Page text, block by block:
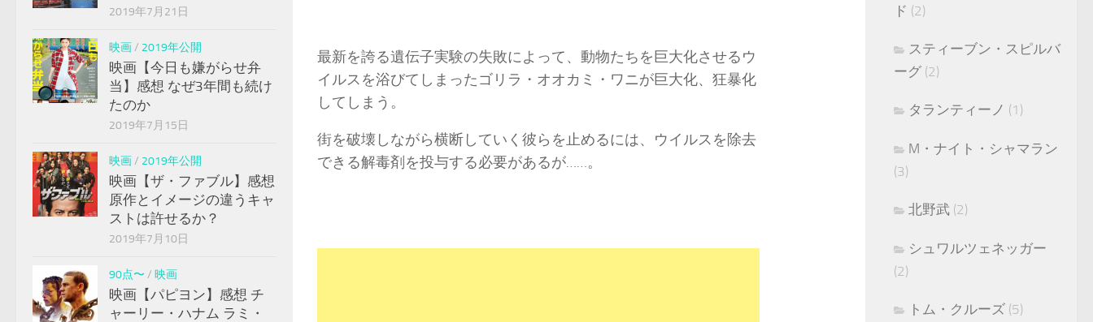
最新を誇る遺伝子実験の失敗によって、動物たちを巨大化させるウ
イルスを浴びてしまったゴリラ・オオカミ・ワニが巨大化、狂暴化
してしまう。
街を破壊しながら横断していく彼らを止めるには、ウイルスを除去
できる解毒剤を投与する必要があるが……。
2019年7月21日
映画/ 2019年公開
映画【今日も嫌がらせ弁
当】感想 なぜ3年間も続け
たのか
2019年7月15日
映画/ 2019年公開
映画【ザ・ファブル】感想
原作とイメージの違うキャ
ストは許せるか？
2019年7月10日
90点〜 / 映画
映画【パピヨン】感想 チ
ャーリー・ハナム ラミ・
ド (2)
スティーブン・スピルバ
ーグ (2)
タランティーノ (1)
M・ナイト・シャマラン
(3)
北野武 (2)
シュワルツェネッガー
(2)
トム・クルーズ (5)